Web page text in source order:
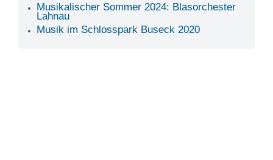
Musikalischer Sommer 2024: Blasorchester
Lahnau
Musik im Schlosspark Buseck 2020